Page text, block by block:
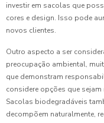
investir em sacolas que
cores e design. Isso pode
novos clientes.
Outro aspecto a ser
preocupação ambiental,
que demonstram
considere opções que
Sacolas biodegradáveis
decompõem naturalmente,